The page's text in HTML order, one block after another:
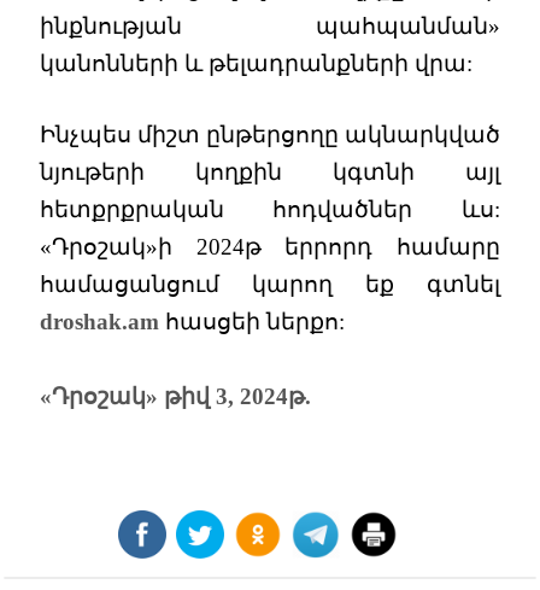
ինքնության պահպանման»
կանոնների և թելադրանքների վրա:
Ինչպես միշտ ընթերցողը ակնարկված
նյութերի կողքին կգտնի այլ
հետքրքրական հոդվածներ ևս:
«Դրօշակ»ի 2024թ երրորդ համարը
համացանցում կարող եք գտնել
droshak.amհասցեի ներքո:
«Դրօշակ» թիվ 3, 2024թ.